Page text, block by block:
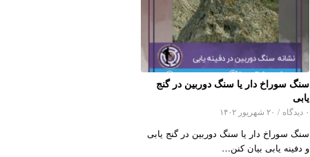
سنگ سوراخ دار یا سنگ دوربین در گنج
یابی
۰ دیدگاه / ۲۰ شهریور ۱۴۰۲
سنگ سوراخ دار یا سنگ دوربین در گنج یابی
و دفینه یابی بیان کنن…